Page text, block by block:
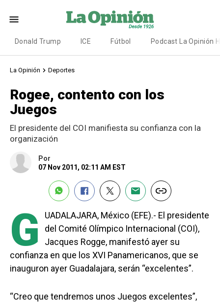
Donald Trump ICE Fútbol Podcast La Opinión
La Opinión Deportes
Rogee, contento con los
Juegos
El presidente del COI manifiesta su confianza con la
organización
Por
07 Nov 2011, 02:11 AM EST
G
UADALAJARA, México (EFE).- El presidente
del Comité Olímpico Internacional (COI),
Jacques Rogge, manifestó ayer su
confianza en que los XVI Panamericanos, que se
inauguron ayer Guadalajara, serán “excelentes”.
“Creo que tendremos unos Juegos excelentes”,